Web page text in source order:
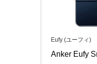
Eufy (ユーフィ)
Anker Eufy